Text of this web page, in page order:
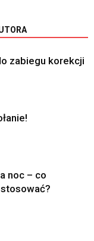
zabiegu korekcji
noc – co